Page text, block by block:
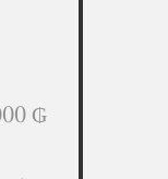
₲Rango